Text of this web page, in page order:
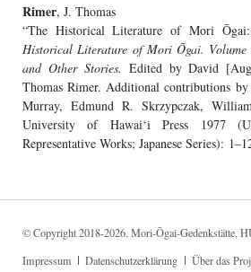
Rimer, J. Thomas
“The Historical Literature of Mori
Historical Literature of Mori Ōgai.
and Other Stories. Edited by David
Thomas Rimer. Additional contributions
Murray, Edmund R. Skrzypczak,
University of Hawai‘i Press 1977
Representative Works; Japanese Series):
© Copyright 2018-2026. Mori-Ōgai-Gedenkstätte,
Navigation
Impressum Datenschutzerklärung Über das